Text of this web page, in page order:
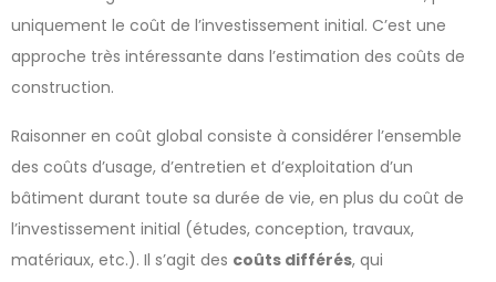
uniquement le coût de l’investissement initial. C’est une
approche très intéressante dans l’estimation des coûts de
construction.
Raisonner en coût global consiste à considérer l’ensemble
des coûts d’usage, d’entretien et d’exploitation d’un
bâtiment durant toute sa durée de vie, en plus du coût de
l’investissement initial (études, conception, travaux,
matériaux, etc.). Il s’agit des coûts différés, qui